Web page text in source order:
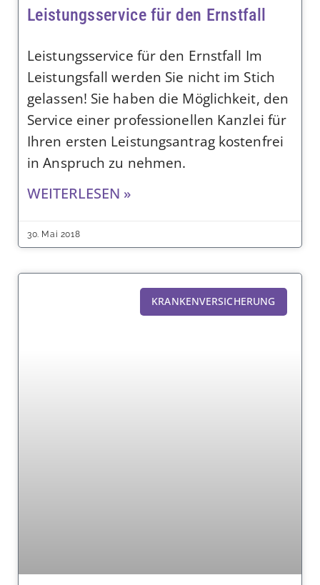
Leistungsservice für den Ernstfall
Leistungsservice für den Ernstfall Im
Leistungsfall werden Sie nicht im Stich
gelassen! Sie haben die Möglichkeit, den
Service einer professionellen Kanzlei für
Ihren ersten Leistungsantrag kostenfrei
in Anspruch zu nehmen.
WEITERLESEN »
30. Mai 2018
KRANKENVERSICHERUNG